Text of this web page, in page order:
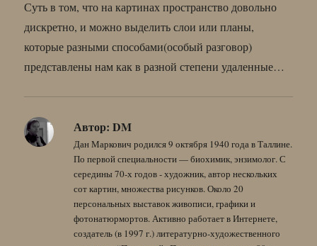
Суть в том, что на картинах пространство довольно
дискретно, и можно выделить слои или планы,
которые разными способами(особый разговор)
представлены нам как в разной степени удаленные…
Автор: DM
Дан Маркович родился 9 октября 1940 года в Таллине.
По первой специальности — биохимик, энзимолог. С
середины 70-х годов - художник, автор нескольких
сот картин, множества рисунков. Около 20
персональных выставок живописи, графики и
фотонатюрмортов. Активно работает в Интернете,
создатель (в 1997 г.) литературно-художественного